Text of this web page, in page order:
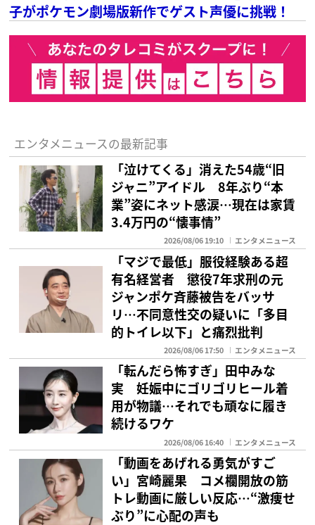
子がポケモン劇場版新作でゲスト声優に挑戦！
エンタメニュースの最新記事
「泣けてくる」消えた54歳“旧
ジャニ”アイドル 8年ぶり“本
業”姿にネット感涙…現在は家賃
3.4万円の“懐事情”
2026/08/06 19:10 エンタメニュース
「マジで最低」服役経験ある超
有名経営者 懲役7年求刑の元
ジャンポケ斉藤被告をバッサ
リ…不同意性交の疑いに「多目
的トイレ以下」と痛烈批判
2026/08/06 17:50 エンタメニュース
「転んだら怖すぎ」田中みな
実 妊娠中にゴリゴリヒール着
用が物議…それでも頑なに履き
続けるワケ
2026/08/06 16:40 エンタメニュース
「動画をあげれる勇気がすご
い」宮崎麗果 コメ欄開放の筋
トレ動画に厳しい反応…“激痩せ
ぶり”に心配の声も